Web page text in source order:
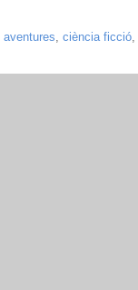
aventures, ciència ficció,